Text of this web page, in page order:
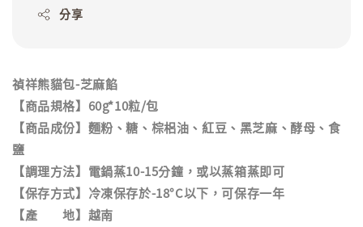
分享
禎祥熊貓包-芝麻餡
【商品規格】60g*10粒/包
【商品成份】麵粉、糖、棕梠油、紅豆、黑芝麻、酵母、食
鹽
【調理方法】電鍋蒸10-15分鐘，或以蒸箱蒸即可
【保存方式】冷凍保存於-18°C以下，可保存一年
【產 地】越南